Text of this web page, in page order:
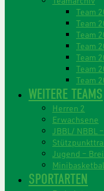
Team
Team
Team
Team
Team
Team
Team
WEITERE TEAMS
Herren 2
Erwachsene
JBBL/ NBBL
Jugend –
SPORTARTEN